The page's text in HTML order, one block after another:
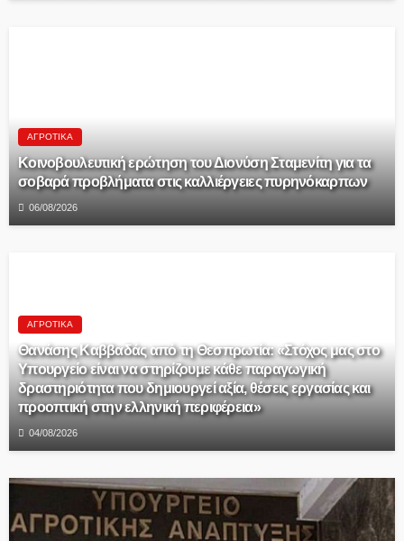
ΑΓΡΟΤΙΚΆ
Κοινοβουλευτική ερώτηση του Διονύση Σταμενίτη για τα
σοβαρά προβλήματα στις καλλιέργειες πυρηνόκαρπων
06/08/2026
ΑΓΡΟΤΙΚΆ
Θανάσης Καββαδάς από τη Θεσπρωτία: «Στόχος μας στο
Υπουργείο είναι να στηρίζουμε κάθε παραγωγική
δραστηριότητα που δημιουργεί αξία, θέσεις εργασίας και
προοπτική στην ελληνική περιφέρεια»
04/08/2026